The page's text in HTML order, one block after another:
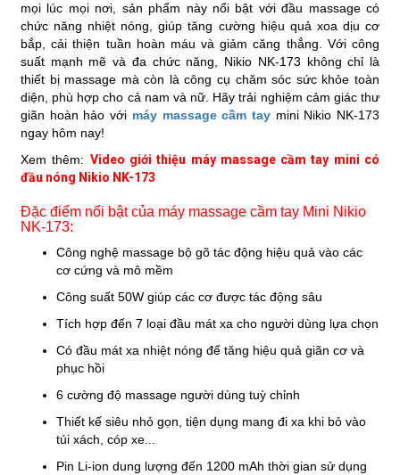
mọi lúc mọi nơi, sản phẩm này nổi bật với đầu massage có
chức năng nhiệt nóng, giúp tăng cường hiệu quả xoa dịu cơ
bắp, cải thiện tuần hoàn máu và giảm căng thẳng. Với công
suất mạnh mẽ và đa chức năng, Nikio NK-173 không chỉ là
thiết bị massage mà còn là công cụ chăm sóc sức khỏe toàn
diện, phù hợp cho cả nam và nữ. Hãy trải nghiệm cảm giác thư
giãn hoàn hảo với máy massage cầm taymini Nikio NK-173
ngay hôm nay!
Xem thêm: Video giới thiệu máy massage cầm tay mini có
đầu nóng Nikio NK-173
Đặc điểm nổi bật của máy massage cầm tay Mini Nikio
NK-173:
Công nghệ massage bộ gõ tác động hiệu quả vào các
cơ cứng và mô mềm
Công suất 50W giúp các cơ được tác động sâu
Tích hợp đến 7 loại đầu mát xa cho người dùng lựa chọn
Có đầu mát xa nhiệt nóng để tăng hiệu quả giãn cơ và
phục hồi
6 cường độ massage người dùng tuỳ chỉnh
Thiết kế siêu nhỏ gọn, tiện dụng mang đi xa khi bỏ vào
túi xách, cóp xe...
Pin Li-ion dung lượng đến 1200 mAh thời gian sử dụng